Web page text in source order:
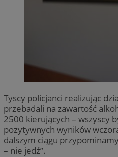
Tyscy policjanci realizując
przebadali na zawartość
2500 kierujących – wszyscy
pozytywnych wyników
dalszym ciągu
– nie jedź”.